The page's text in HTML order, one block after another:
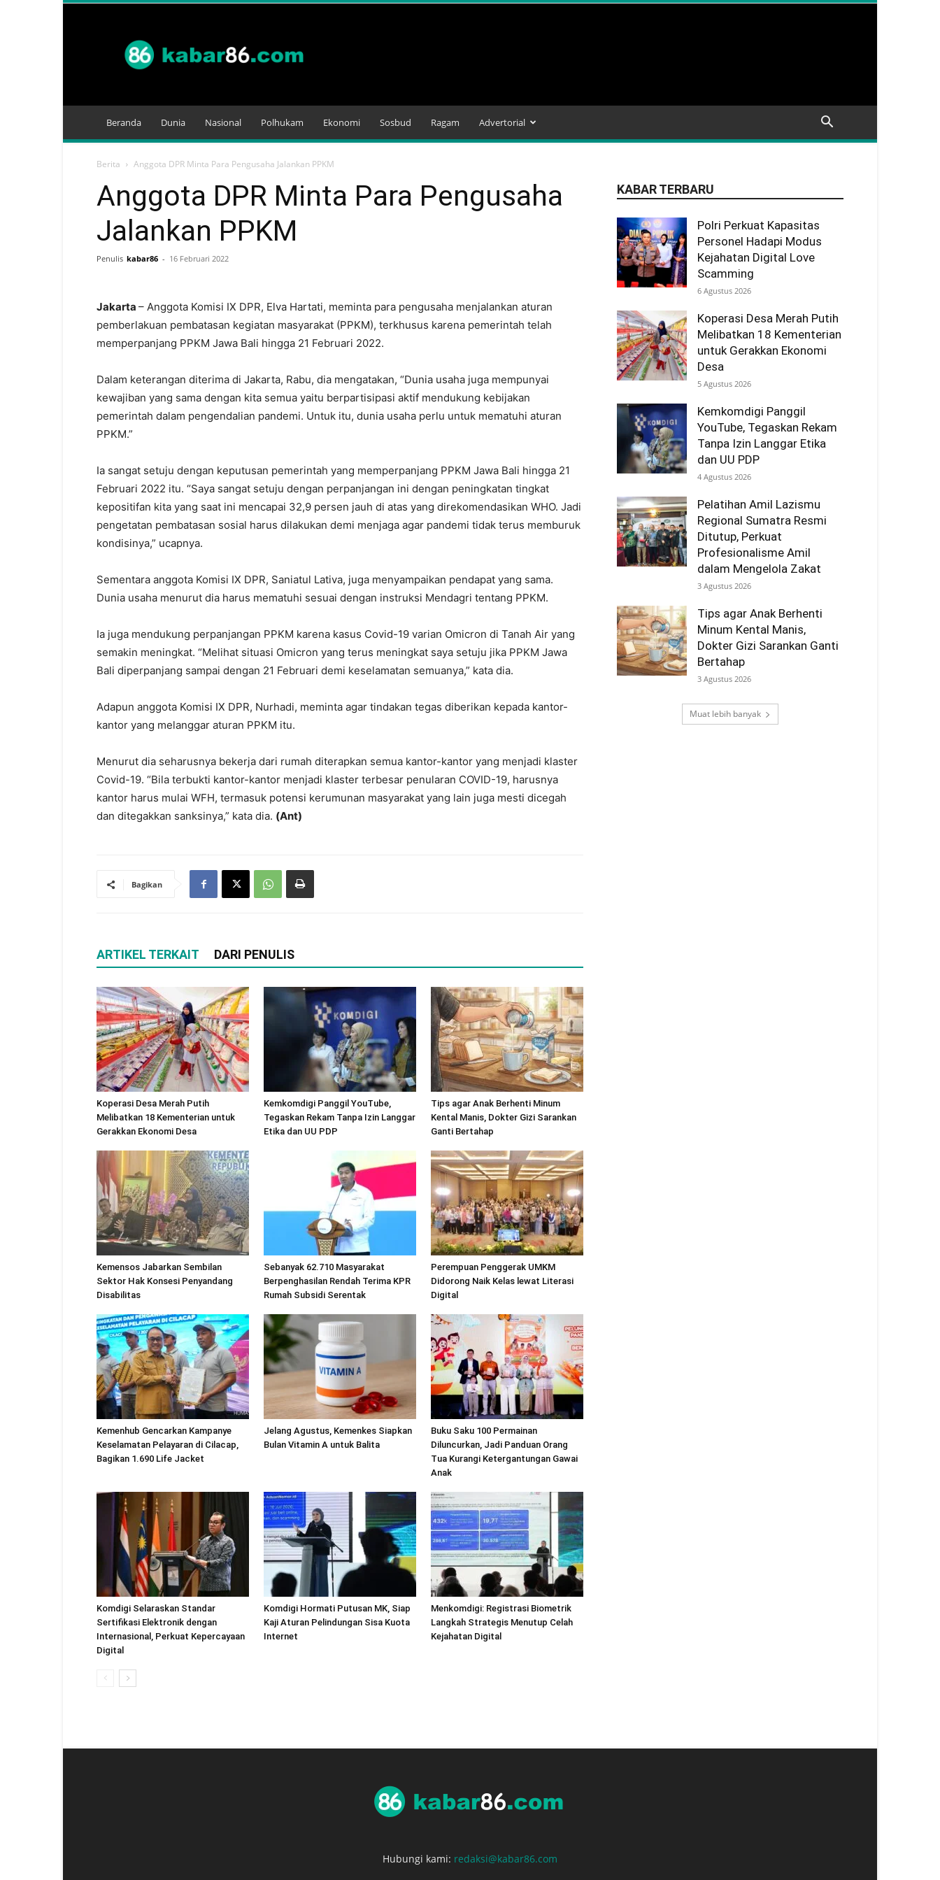
Beranda Dunia Nasional Polhukam Ekonomi Sosbud Ragam Advertorial
Berita Anggota DPR Minta Para Pengusaha Jalankan PPKM
Anggota DPR Minta Para Pengusaha
Jalankan PPKM
Penulis kabar86 - 16 Februari 2022
Jakarta – Anggota Komisi IX DPR, Elva Hartati, meminta para pengusaha menjalankan aturan
pemberlakuan pembatasan kegiatan masyarakat (PPKM), terkhusus karena pemerintah telah
memperpanjang PPKM Jawa Bali hingga 21 Februari 2022.
Dalam keterangan diterima di Jakarta, Rabu, dia mengatakan, “Dunia usaha juga mempunyai
kewajiban yang sama dengan kita semua yaitu berpartisipasi aktif mendukung kebijakan
pemerintah dalam pengendalian pandemi. Untuk itu, dunia usaha perlu untuk mematuhi aturan
PPKM.”
Ia sangat setuju dengan keputusan pemerintah yang memperpanjang PPKM Jawa Bali hingga 21
Februari 2022 itu. “Saya sangat setuju dengan perpanjangan ini dengan peningkatan tingkat
kepositifan kita yang saat ini mencapai 32,9 persen jauh di atas yang direkomendasikan WHO. Jadi
pengetatan pembatasan sosial harus dilakukan demi menjaga agar pandemi tidak terus memburuk
kondisinya,” ucapnya.
Sementara anggota Komisi IX DPR, Saniatul Lativa, juga menyampaikan pendapat yang sama.
Dunia usaha menurut dia harus mematuhi sesuai dengan instruksi Mendagri tentang PPKM.
Ia juga mendukung perpanjangan PPKM karena kasus Covid-19 varian Omicron di Tanah Air yang
semakin meningkat. “Melihat situasi Omicron yang terus meningkat saya setuju jika PPKM Jawa
Bali diperpanjang sampai dengan 21 Februari demi keselamatan semuanya,” kata dia.
Adapun anggota Komisi IX DPR, Nurhadi, meminta agar tindakan tegas diberikan kepada kantor-
kantor yang melanggar aturan PPKM itu.
Menurut dia seharusnya bekerja dari rumah diterapkan semua kantor-kantor yang menjadi klaster
Covid-19. “Bila terbukti kantor-kantor menjadi klaster terbesar penularan COVID-19, harusnya
kantor harus mulai WFH, termasuk potensi kerumunan masyarakat yang lain juga mesti dicegah
dan ditegakkan sanksinya,” kata dia. (Ant)
Bagikan
ARTIKEL TERKAIT DARI PENULIS
Koperasi Desa Merah Putih
Melibatkan 18 Kementerian untuk
Gerakkan Ekonomi Desa
Kemkomdigi Panggil YouTube,
Tegaskan Rekam Tanpa Izin Langgar
Etika dan UU PDP
Tips agar Anak Berhenti Minum
Kental Manis, Dokter Gizi Sarankan
Ganti Bertahap
Kemensos Jabarkan Sembilan
Sektor Hak Konsesi Penyandang
Disabilitas
Sebanyak 62.710 Masyarakat
Berpenghasilan Rendah Terima KPR
Rumah Subsidi Serentak
Perempuan Penggerak UMKM
Didorong Naik Kelas lewat Literasi
Digital
Kemenhub Gencarkan Kampanye
Keselamatan Pelayaran di Cilacap,
Bagikan 1.690 Life Jacket
Jelang Agustus, Kemenkes Siapkan
Bulan Vitamin A untuk Balita
Buku Saku 100 Permainan
Diluncurkan, Jadi Panduan Orang
Tua Kurangi Ketergantungan Gawai
Anak
Komdigi Selaraskan Standar
Sertifikasi Elektronik dengan
Internasional, Perkuat Kepercayaan
Digital
Komdigi Hormati Putusan MK, Siap
Kaji Aturan Pelindungan Sisa Kuota
Internet
Menkomdigi: Registrasi Biometrik
Langkah Strategis Menutup Celah
Kejahatan Digital
KABAR TERBARU
Polri Perkuat Kapasitas
Personel Hadapi Modus
Kejahatan Digital Love
Scamming
6 Agustus 2026
Koperasi Desa Merah Putih
Melibatkan 18 Kementerian
untuk Gerakkan Ekonomi
Desa
5 Agustus 2026
Kemkomdigi Panggil
YouTube, Tegaskan Rekam
Tanpa Izin Langgar Etika
dan UU PDP
4 Agustus 2026
Pelatihan Amil Lazismu
Regional Sumatra Resmi
Ditutup, Perkuat
Profesionalisme Amil
dalam Mengelola Zakat
3 Agustus 2026
Tips agar Anak Berhenti
Minum Kental Manis,
Dokter Gizi Sarankan Ganti
Bertahap
3 Agustus 2026
Muat lebih banyak
Hubungi kami: redaksi@kabar86.com